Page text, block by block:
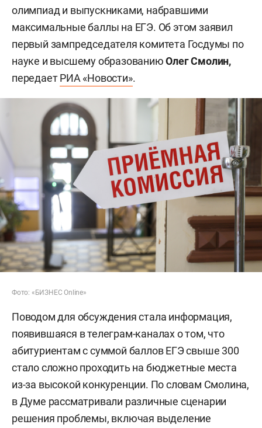
олимпиад и выпускниками, набравшими
максимальные баллы на ЕГЭ. Об этом заявил
первый зампредседателя комитета Госдумы по
науке и высшему образованиюОлег Смолин,
передаетРИА «Новости».
Фото: «БИЗНЕС Online»
Поводом для обсуждения стала информация,
появившаяся в телеграм-каналах о том, что
абитуриентам с суммой баллов ЕГЭ свыше 300
стало сложно проходить на бюджетные места
из-за высокой конкуренции. По словам Смолина,
в Думе рассматривали различные сценарии
решения проблемы, включая выделение